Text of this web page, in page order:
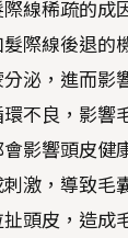
線稀疏的成
際線後退的
泌，進而影
不良，影響
影響頭皮健
激，導致毛
頭皮，造成